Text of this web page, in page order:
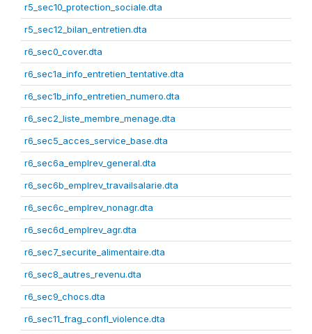
r5_sec10_protection_sociale.dta
r5_sec12_bilan_entretien.dta
r6_sec0_cover.dta
r6_sec1a_info_entretien_tentative.dta
r6_sec1b_info_entretien_numero.dta
r6_sec2_liste_membre_menage.dta
r6_sec5_acces_service_base.dta
r6_sec6a_emplrev_general.dta
r6_sec6b_emplrev_travailsalarie.dta
r6_sec6c_emplrev_nonagr.dta
r6_sec6d_emplrev_agr.dta
r6_sec7_securite_alimentaire.dta
r6_sec8_autres_revenu.dta
r6_sec9_chocs.dta
r6_sec11_frag_confl_violence.dta